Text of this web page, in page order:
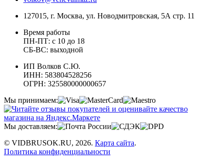
127015, г. Москва, ул. Новодмитровская, 5А стр. 11
Время работы
ПН-ПТ: с 10 до 18
СБ-ВС: выходной
ИП Волков С.Ю.
ИНН: 583804528256
ОГРН: 325580000000657
Мы принимаем:
Мы доставляем:
© VIDBRUSOK.RU, 2026. Карта сайта.
Политика конфиденциальности